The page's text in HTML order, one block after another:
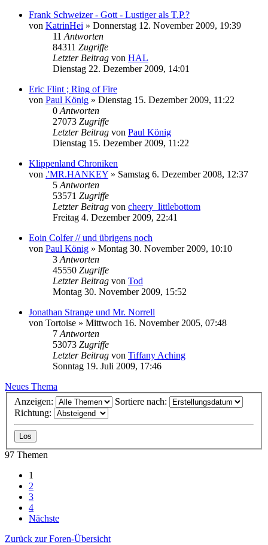
Frank Schweizer - Gott - Lustiger als T.P.?
von KatrinHei » Donnerstag 12. November 2009, 19:39
11 Antworten
84311 Zugriffe
Letzter Beitrag von HAL
Dienstag 22. Dezember 2009, 14:01
Eric Flint ; Ring of Fire
von Paul König » Dienstag 15. Dezember 2009, 11:22
0 Antworten
27073 Zugriffe
Letzter Beitrag von Paul König
Dienstag 15. Dezember 2009, 11:22
Klippenland Chroniken
von .'MR.HANKEY » Samstag 6. Dezember 2008, 12:37
5 Antworten
53571 Zugriffe
Letzter Beitrag von cheery_littlebottom
Freitag 4. Dezember 2009, 22:41
Eoin Colfer // und übrigens noch
von Paul König » Montag 30. November 2009, 10:10
3 Antworten
45550 Zugriffe
Letzter Beitrag von Tod
Montag 30. November 2009, 15:52
Jonathan Strange und Mr. Norrell
von Tortoise » Mittwoch 16. November 2005, 07:48
7 Antworten
53073 Zugriffe
Letzter Beitrag von Tiffany Aching
Sonntag 19. Juli 2009, 17:46
Neues Thema
Anzeigen:
Sortiere nach:
Richtung:
97 Themen
1
2
3
4
Nächste
Zurück zur Foren-Übersicht